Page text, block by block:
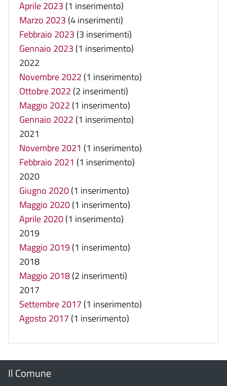
Aprile 2023 (1 inserimento)
Marzo 2023 (4 inserimenti)
Febbraio 2023 (3 inserimenti)
Gennaio 2023 (1 inserimento)
2022
Novembre 2022 (1 inserimento)
Ottobre 2022 (2 inserimenti)
Maggio 2022 (1 inserimento)
Gennaio 2022 (1 inserimento)
2021
Novembre 2021 (1 inserimento)
Febbraio 2021 (1 inserimento)
2020
Giugno 2020(1 inserimento)
Maggio 2020(1 inserimento)
Aprile 2020(1 inserimento)
2019
Maggio 2019(1 inserimento)
2018
Maggio 2018(2 inserimenti)
2017
Settembre 2017 (1 inserimento)
Agosto 2017 (1 inserimento)
Menu
Il Comune